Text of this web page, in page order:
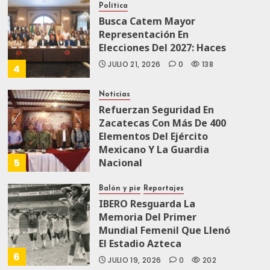
4
Política
Busca Catem Mayor
Representación En
Elecciones Del 2027: Haces
JULIO 21, 2026 0 138
5
Noticias
Refuerzan Seguridad En
Zacatecas Con Más De 400
Elementos Del Ejército
Mexicano Y La Guardia
Nacional
6
Balón y pie Reportajes
IBERO Resguarda La
Memoria Del Primer
Mundial Femenil Que Llenó
El Estadio Azteca
JULIO 19, 2026 0 202